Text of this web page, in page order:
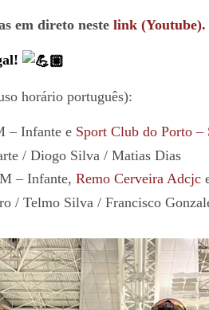
em direto neste link (Youtube).
horário português):
– Infante e Sport Club do Porto –
/ Diogo Silva / Matias Dias
– Infante, Remo Cerveira Adcjc
/ Telmo Silva / Francisco